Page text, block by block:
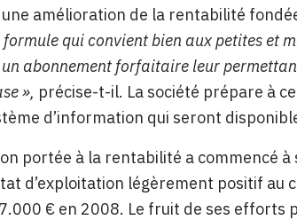
amélioration de la rentabilité
formule qui convient bien aux petites et
abonnement forfaitaire leur
», précise-t-il. La société prépare à
d’information qui seront
portée à la rentabilité a commencé
d’exploitation légèrement positif au
€ en 2008. Le fruit de ses efforts